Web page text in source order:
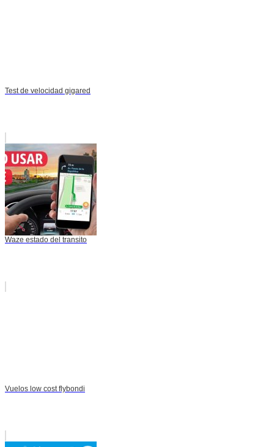
Test de velocidad gigared
Waze estado del transito
Vuelos low cost flybondi